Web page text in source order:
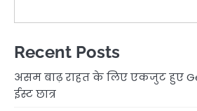
Recent Posts
असम बाढ़ राहत के लिए एकजुट हुए
ईस्ट छात्र